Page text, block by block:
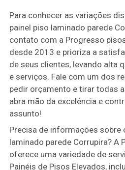
Para conhecer as variações
painel piso laminado parede
contato com a Progresso
desde 2013 e prioriza a
de seus clientes, levando alta
e serviços. Fale com um dos
pedir orçamento e tirar todas
abra mão da excelência e
assunto!
Precisa de informações sobre
laminado parede Corrupira? A
oferece uma variedade de
Painéis de Pisos Elevados,